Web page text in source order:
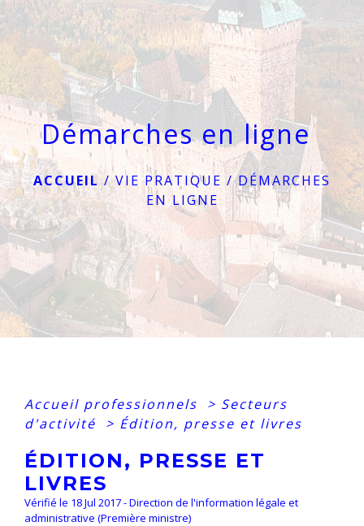
Démarches en ligne
ACCUEIL /VIE PRATIQUE /DÉMARCHES
EN LIGNE
Accueil professionnels > Secteurs
d'activité
> Édition, presse et livres
ÉDITION, PRESSE ET
LIVRES
Vérifié le 18 Jul 2017 - Direction de l'information légale et
administrative (Première ministre)